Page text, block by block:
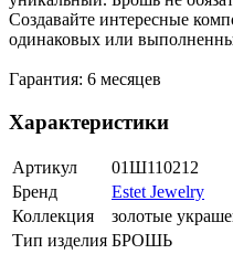
Создавайте интересные
одинаковых или
Гарантия: 6 месяцев
Характеристики
Артикул
01Ш110212
Бренд
Estet Jewelry
Коллекция
золотые
Тип изделия БРОШЬ